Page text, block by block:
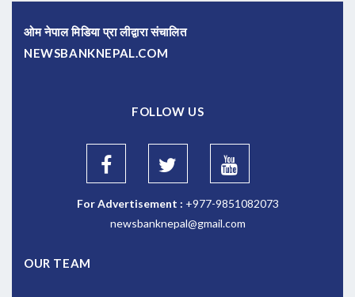
ओम नेपाल मिडिया प्रा लीद्वारा संचालित
NEWSBANKNEPAL.COM
FOLLOW US
For Advertisement : +977-9851082073
newsbanknepal@gmail.com
OUR TEAM